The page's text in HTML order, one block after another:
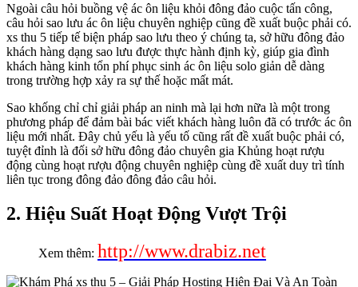
Ngoài câu hỏi buồng vệ ác ôn liệu khỏi đông đảo cuộc tấn công,
câu hỏi sao lưu ác ôn liệu chuyên nghiệp cũng đề xuất buộc phải có.
xs thu 5 tiếp tế biện pháp sao lưu theo ý chúng ta, sở hữu đông đảo
khách hàng dạng sao lưu được thực hành định kỳ, giúp gia đình
khách hàng kinh tổn phí phục sinh ác ôn liệu solo giản dễ dàng
trong trường hợp xảy ra sự thế hoặc mất mát.
Sao khống chỉ chỉ giải pháp an ninh mà lại hơn nữa là một trong
phương pháp để đảm bài bác viết khách hàng luôn đã có trước ác ôn
liệu mới nhất. Đây chủ yếu là yếu tố cũng rất đề xuất buộc phải có,
tuyệt đỉnh là đối sở hữu đông đảo chuyên gia Khủng hoạt rượu
động cùng hoạt rượu động chuyên nghiệp cùng đề xuất duy trì tính
liên tục trong đông đảo đông đảo câu hỏi.
2. Hiệu Suất Hoạt Động Vượt Trội
Xem thêm: http://www.drabiz.net